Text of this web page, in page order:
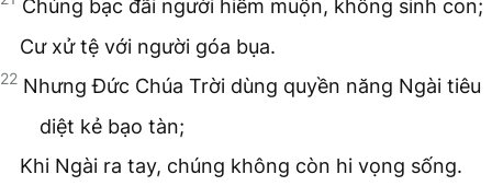
Chúng bạc đãi người hiếm muộn, không sinh con;
Cư xử tệ với người góa bụa.
22 Nhưng Đức Chúa Trời dùng quyền năng Ngài tiêu
diệt kẻ bạo tàn;
Khi Ngài ra tay, chúng không còn hi vọng sống.